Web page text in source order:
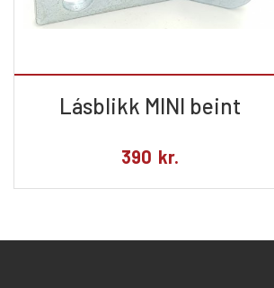
Lásblikk MINI beint
390 kr.